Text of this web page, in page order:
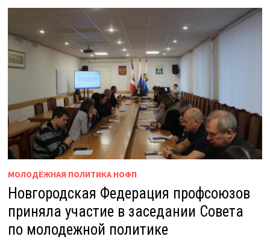
МОЛОДЁЖНАЯ ПОЛИТИКА НОФП
Новгородская Федерация профсоюзов
приняла участие в заседании Совета
по молодежной политике